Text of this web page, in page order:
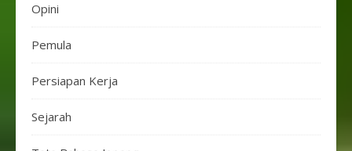
Opini
Pemula
Persiapan Kerja
Sejarah